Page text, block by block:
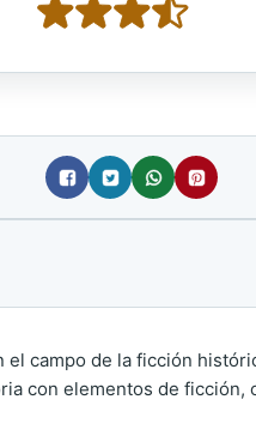
campo de la ficción
con elementos de